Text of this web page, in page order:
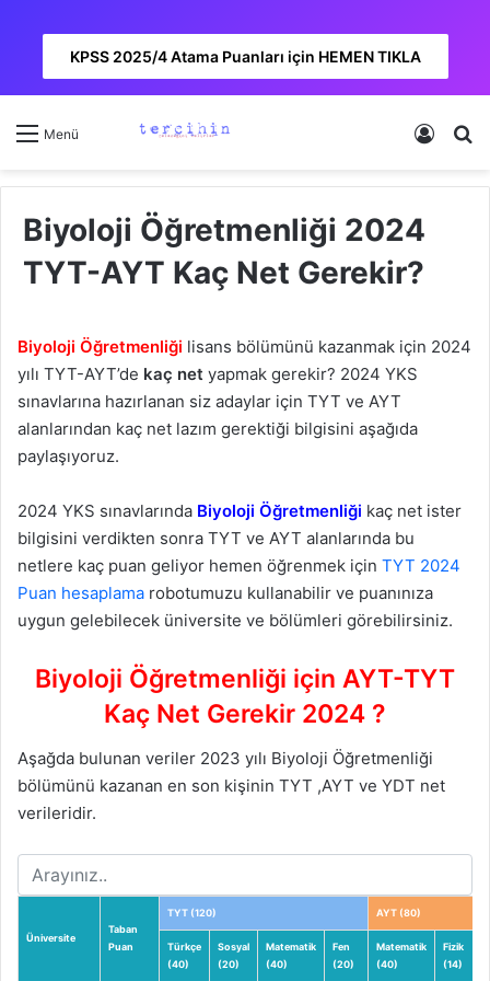
KPSS 2025/4 Atama Puanları için HEMEN TIKLA
Menü Kayıt
Biyoloji Öğretmenliği 2024
TYT-AYT Kaç Net Gerekir?
Biyoloji Öğretmenliği lisans bölümünü kazanmak için 2024
yılı TYT-AYT’de kaç net yapmak gerekir? 2024 YKS
sınavlarına hazırlanan siz adaylar için TYT ve AYT
alanlarından kaç net lazım gerektiği bilgisini aşağıda
paylaşıyoruz.
2024 YKS sınavlarında Biyoloji Öğretmenliği kaç net ister
bilgisini verdikten sonra TYT ve AYT alanlarında bu
netlere kaç puan geliyor hemen öğrenmek için TYT 2024
Puan hesaplama robotumuzu kullanabilir ve puanınıza
uygun gelebilecek üniversite ve bölümleri görebilirsiniz.
Biyoloji Öğretmenliği için AYT-TYT
Kaç Net Gerekir 2024 ?
Aşağda bulunan veriler 2023 yılı Biyoloji Öğretmenliği
bölümünü kazanan en son kişinin TYT ,AYT ve YDT net
verileridir.
Üniversite
Taban
Puan
TYT (120) AYT (80)
Türkçe
(40)
Sosyal
(20)
Matematik
(40)
Fen
(20)
Matematik
(40)
Fizik
(14)